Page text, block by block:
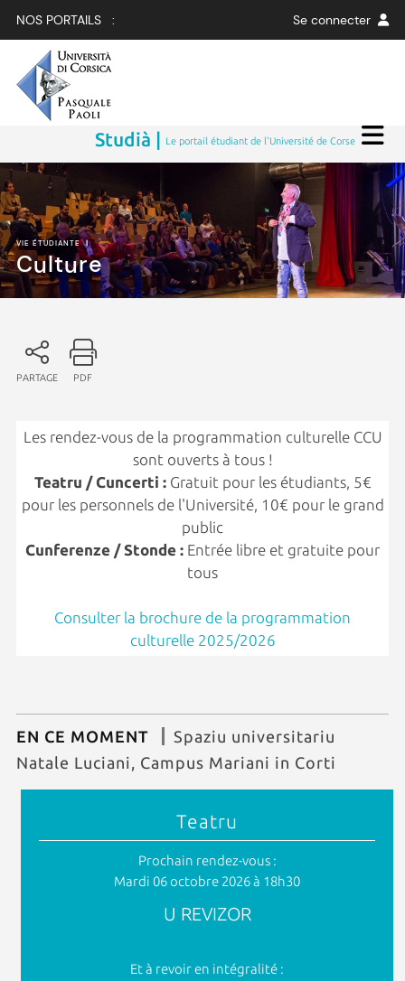
NOS PORTAILS : Se connecter
Studià | Le portail étudiant de l'Université de Corse
VIE ÉTUDIANTE|
Culture
PARTAGE PDF
Les rendez-vous de la programmation culturelle CCU
sont ouverts à tous !
Teatru / Cuncerti :Gratuit pour les étudiants, 5€
pour les personnels de l'Université, 10€ pour le grand
public
Cunferenze / Stonde : Entrée libre et gratuite pour
tous
Consulter la brochure de la programmation
culturelle 2025/2026
EN CE MOMENT
Spaziu universitariu
Natale Luciani, Campus Mariani in Corti
Teatru
Prochain rendez-vous :
Mardi 06 octobre 2026 à 18h30
U REVIZOR
Et à revoir en intégralité :